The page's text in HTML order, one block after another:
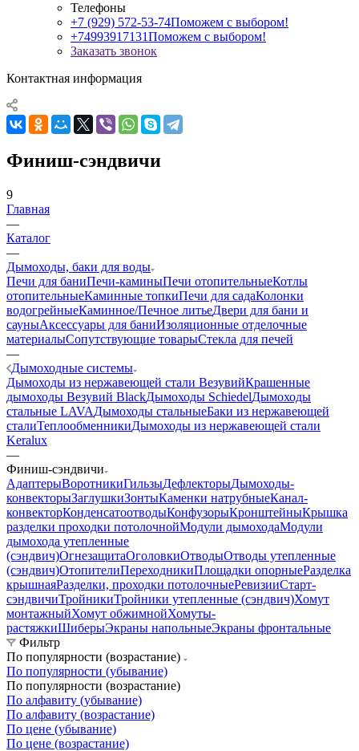
Телефоны
+7 (929) 572-53-74Поможем с выбором!
+74993917131Поможем с выбором!
Заказать звонок
Контактная информация
Финиш-сэндвичи
9
Главная
—
Каталог
—
Дымоходы, баки для воды
Печи для баниПечи-каминыПечи отопительныеКотлы
отопительныеКаминные топкиПечи для садаКолонки
водогрейныеКаминное/Печное литьеДвери для бани и
сауныАксессуары для баниИзоляционные отделочные
материалыСопутствующие товарыСтекла для печей
—
Дымоходные системы
Дымоходы из нержавеющей стали ВезувийКрашенные
дымоходы Везувий BlackДымоходы SchiedelДымоходы
стальные LAVAДымоходы стальныеБаки из нержавеющей
сталиТеплообменникиДымоходы из нержавеющей стали
Keralux
—
Финиш-сэндвичи
АдаптерыВоротникиГильзыДефлекторыДымоходы-
конвекторыЗаглушкиЗонтыКаменки натрубныеКанал-
конвекторКонденсатоотводыКонфузорыКронштейныКрышка
разделки проходки потолочнойМодули дымоходаМодули
дымохода утепленные
(сэндвич)ОгнезащитаОголовкиОтводыОтводы утепленные
(сэндвич)ОтопителиПереходникиПлощадки опорныеРазделка
крышнаяРазделки, проходки потолочныеРевизииСтарт-
сэндвичиТройникиТройники утепленные (сэндвич)Хомут
монтажныйХомут обжимнойХомуты-
растяжкиШиберыЭкраны напольныеЭкраны фронтальные
Фильтр
По популярности (возрастание)
По популярности (убывание)
По популярности (возрастание)
По алфавиту (убывание)
По алфавиту (возрастание)
По цене (убывание)
По цене (возрастание)